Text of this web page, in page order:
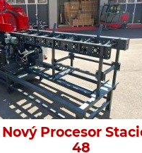
Procesor
48